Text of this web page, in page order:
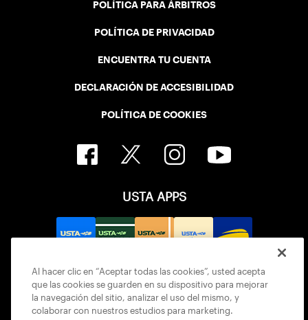
POLÍTICA PARA ÁRBITROS
POLÍTICA DE PRIVACIDAD
ENCUENTRA TU CUENTA
DECLARACIÓN DE ACCESIBILIDAD
POLÍTICA DE COOKIES
USTA APPS
Al hacer clic en “Aceptar todas las cookies”, usted acepta
que las cookies se guarden en su dispositivo para mejorar
la navegación del sitio, analizar el uso del mismo, y
colaborar con nuestros estudios para marketing.